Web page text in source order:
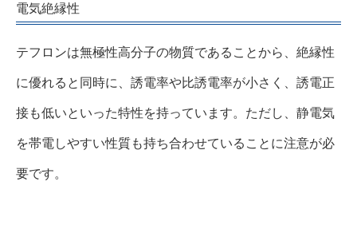
電気絶縁性
テフロンは無極性高分子の物質であることから、絶縁性
に優れると同時に、誘電率や比誘電率が小さく、誘電正
接も低いといった特性を持っています。ただし、静電気
を帯電しやすい性質も持ち合わせていることに注意が必
要です。